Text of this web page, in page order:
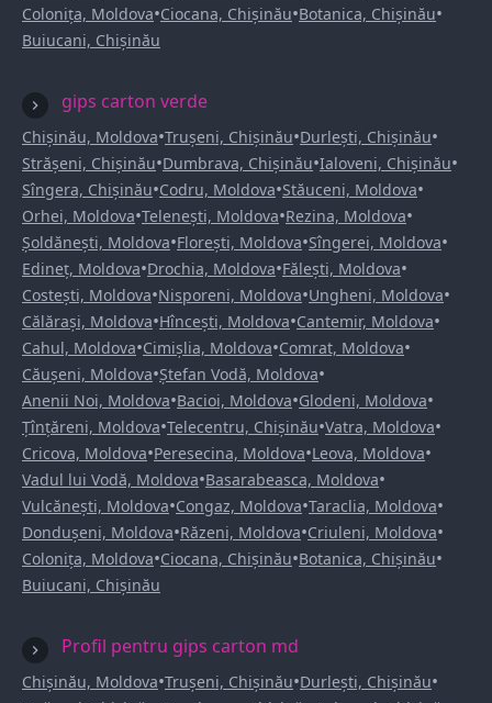
Colonița, Moldova•Ciocana, Chișinău•Botanica, Chișinău•
Buiucani, Chișinău
gips carton verde
Chișinău, Moldova•Trușeni, Chișinău•Durlești, Chișinău•
Strășeni, Chișinău•Dumbrava, Chișinău•Ialoveni, Chișinău•
Sîngera, Chișinău•Codru, Moldova•Stăuceni, Moldova•
Orhei, Moldova•Telenești, Moldova•Rezina, Moldova•
Șoldănești, Moldova•Florești, Moldova•Sîngerei, Moldova•
Edineț, Moldova•Drochia, Moldova•Fălești, Moldova•
Costești, Moldova•Nisporeni, Moldova•Ungheni, Moldova•
Călărași, Moldova•Hîncești, Moldova•Cantemir, Moldova•
Cahul, Moldova•Cimișlia, Moldova•Comrat, Moldova•
Căușeni, Moldova•Ștefan Vodă, Moldova•
Anenii Noi, Moldova•Bacioi, Moldova•Glodeni, Moldova•
Țînțăreni, Moldova•Telecentru, Chișinău•Vatra, Moldova•
Cricova, Moldova•Peresecina, Moldova•Leova, Moldova•
Vadul lui Vodă, Moldova•Basarabeasca, Moldova•
Vulcănești, Moldova•Congaz, Moldova•Taraclia, Moldova•
Dondușeni, Moldova•Răzeni, Moldova•Criuleni, Moldova•
Colonița, Moldova•Ciocana, Chișinău•Botanica, Chișinău•
Buiucani, Chișinău
Profil pentru gips carton md
Chișinău, Moldova•Trușeni, Chișinău•Durlești, Chișinău•